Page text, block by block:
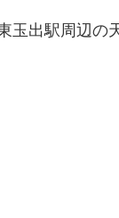
出駅周辺の